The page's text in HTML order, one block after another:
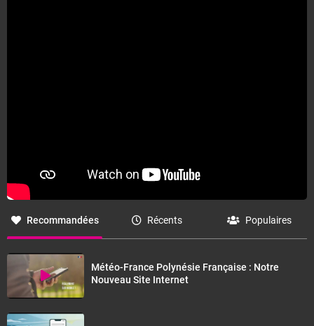
Recommandées Récents Populaires
Météo-France Polynésie Française : Notre
Nouveau Site Internet